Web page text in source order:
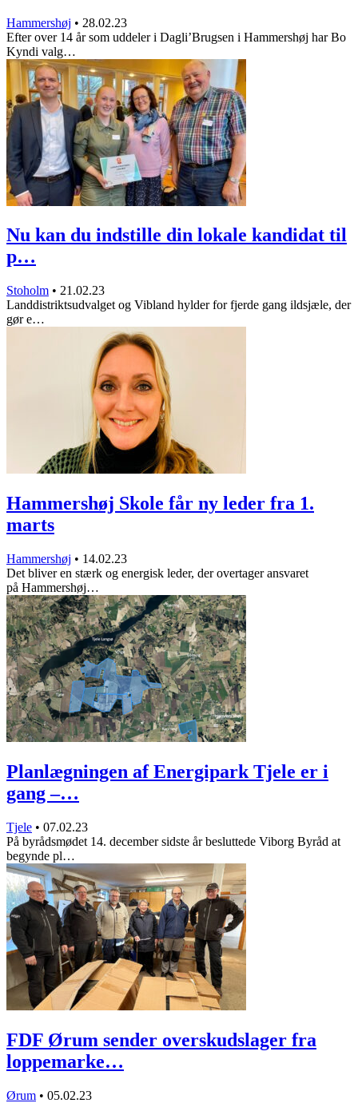
Hammershøj • 28.02.23
Efter over 14 år som uddeler i Dagli’Brugsen i Hammershøj har Bo
Kyndi valg…
Nu kan du indstille din lokale kandidat til
p…
Stoholm • 21.02.23
Landdistriktsudvalget og Vibland hylder for fjerde gang ildsjæle, der
gør e…
Hammershøj Skole får ny leder fra 1.
marts
Hammershøj • 14.02.23
Det bliver en stærk og energisk leder, der overtager ansvaret
på Hammershøj…
Planlægningen af Energipark Tjele er i
gang –…
Tjele • 07.02.23
På byrådsmødet 14. december sidste år besluttede Viborg Byråd at
begynde pl…
FDF Ørum sender overskudslager fra
loppemarke…
Ørum • 05.02.23